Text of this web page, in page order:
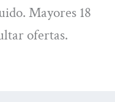
Mayores 18
ofertas.